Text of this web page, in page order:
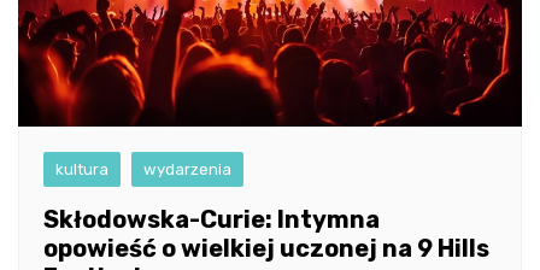
kultura wydarzenia
Skłodowska-Curie: Intymna
opowieść o wielkiej uczonej na 9 Hills